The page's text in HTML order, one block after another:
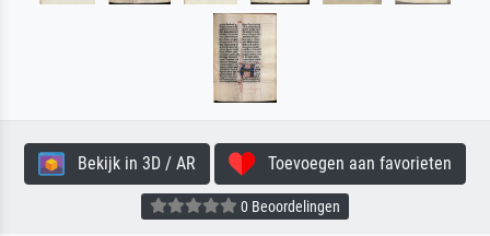
Bekijk in 3D / AR Toevoegen aan favorieten
0 Beoordelingen